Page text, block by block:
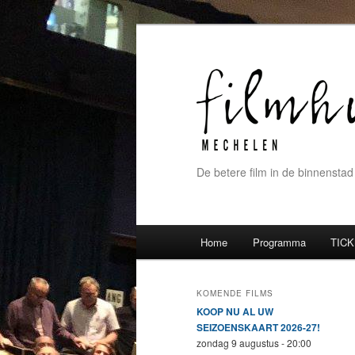
De betere film in de binnenstad
Spring naar de primaire
Spring naar de secundaire
Home Programma
KOMENDE FILMS
KOOP NU AL UW
SEIZOENSKAART 2026-27!
zondag 9 augustus - 20:00